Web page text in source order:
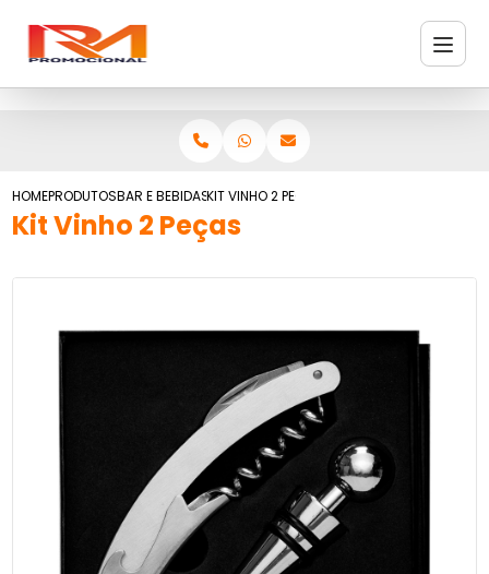
HOMEPRODUTOSBAR E BEBIDASKIT VINHO 2 PEÇAS
Kit Vinho 2 Peças